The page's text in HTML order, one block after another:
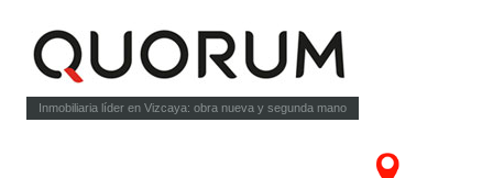
Inmobiliaria líder en Vizcaya: obra nueva y segunda mano